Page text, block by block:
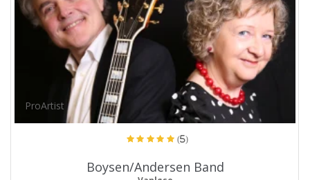
ProArtist
(5)
Boysen/Andersen Band